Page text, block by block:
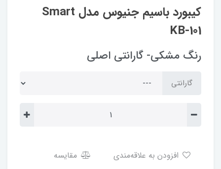
کیبورد باسیم جنیوس مدل Smart
KB-101
رنگ مشکی- گارانتی اصلی
گارانتی
مقایسه